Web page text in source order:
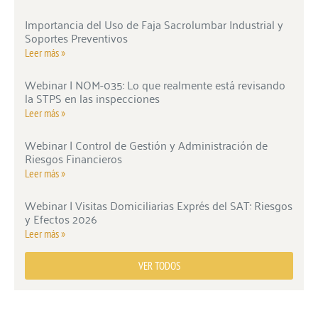
Importancia del Uso de Faja Sacrolumbar Industrial y
Soportes Preventivos
Leer más »
Webinar | NOM-035: Lo que realmente está revisando
la STPS en las inspecciones
Leer más »
Webinar | Control de Gestión y Administración de
Riesgos Financieros
Leer más »
Webinar | Visitas Domiciliarias Exprés del SAT: Riesgos
y Efectos 2026
Leer más »
VER TODOS